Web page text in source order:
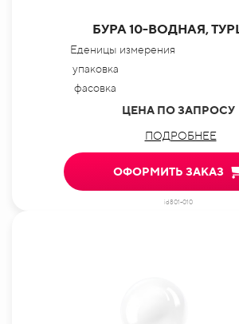
БУРА 10-ВОДНАЯ,
Еденицы измерения
упаковка
фасовка
ЦЕНА ПО ЗАПРОСУ
ПОДРОБНЕЕ
ОФОРМИТЬ ЗАКАЗ
id801-010